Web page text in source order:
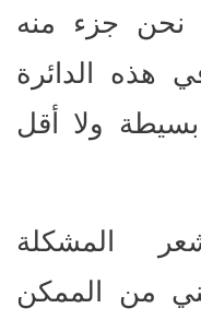
نحن جزء منه
هذه الدائرة
ولا أقل
المشكلة
من الممكن